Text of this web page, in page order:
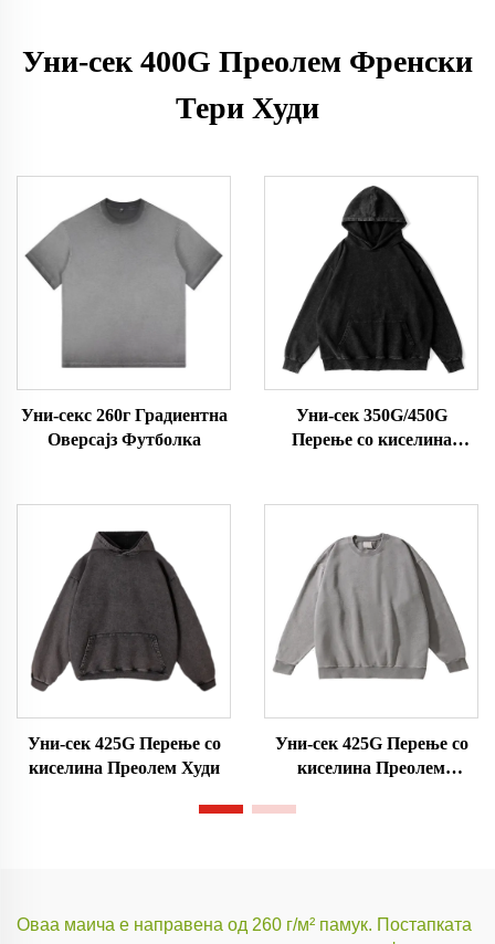
Уни-сек 400G Преолем Френски
Тери Худи
Уни-секс 260г Градиентна
Оверсајз Футболка
Уни-сек 350G/450G
Перење со киселина
Уни-сек 425G Перење со
киселина Преолем Худи
Уни-сек 425G Перење со
киселина Преолем
Оваа маича е направена од 260 г/м² памук. Постапката